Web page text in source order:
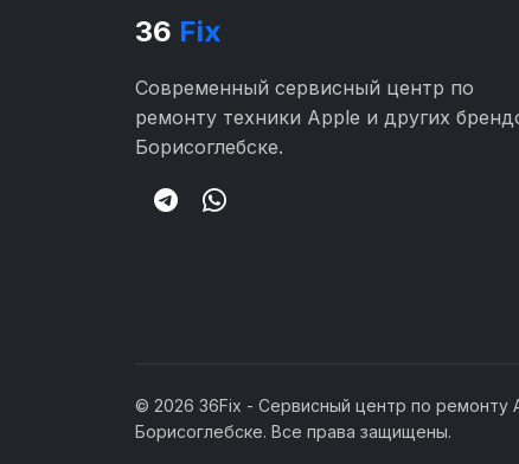
36 Fix
Современный сервисный центр по
ремонту техники Apple и других
Борисоглебске.
© 2026 36Fix - Сервисный центр по ремонту
Борисоглебске. Все права защищены.